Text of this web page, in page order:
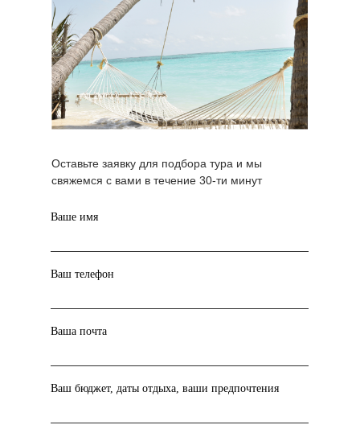
Ваше имя
Ваш телефон
Ваша почта
Ваш бюджет, даты отдыха, ваши предпочтения
Оставьте заявку для подбора тура и мы
свяжемся с вами в течение 30-ти минут